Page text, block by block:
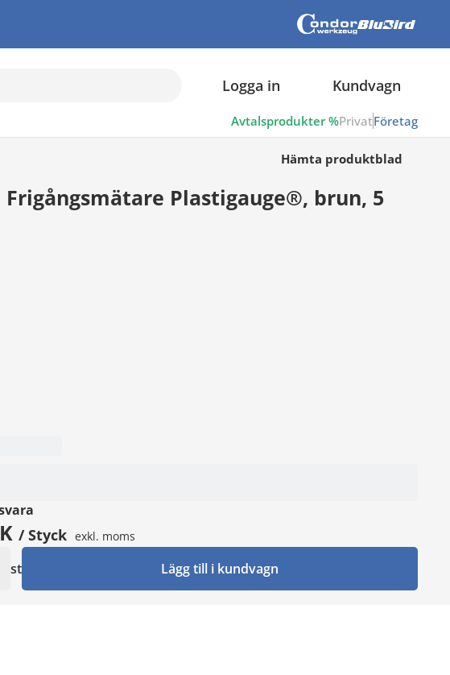
Logga in Kundvagn
Avtalsprodukter %PrivatFöretag
Hämta produktblad
Frigångsmätare Plastigauge®, brun, 5
/ Styck exkl. moms
st Lägg till i kundvagn